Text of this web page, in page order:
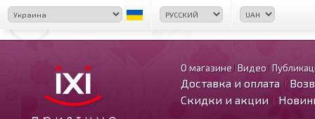
О магазине Видео
Доставка и оплата
Скидки и акции